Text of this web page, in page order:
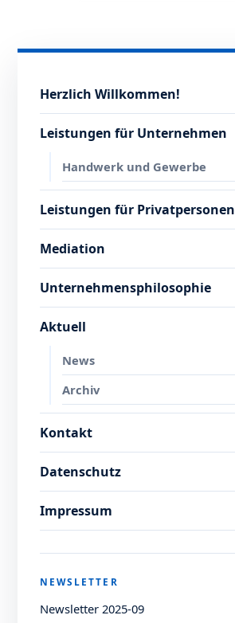
Herzlich Willkommen!
Leistungen für Unternehmen
Handwerk und Gewerbe
Leistungen für Privatpersonen
Mediation
Unternehmensphilosophie
Aktuell
News
Archiv
Kontakt
Datenschutz
Impressum
NEWSLETTER
Newsletter 2025-09